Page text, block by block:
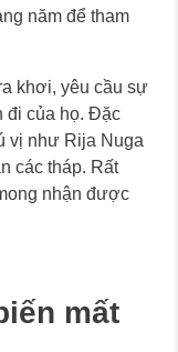
năm để tham
khơi, yêu cầu sự
đi của họ. Đặc
vị như Rija Nuga
các tháp. Rất
nhận được
mất